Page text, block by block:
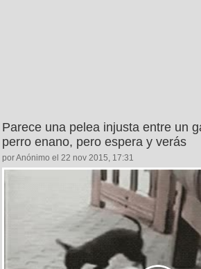
Parece una pelea injusta entre un
perro enano, pero espera y verás
por Anónimo el 22 nov 2015, 17:31